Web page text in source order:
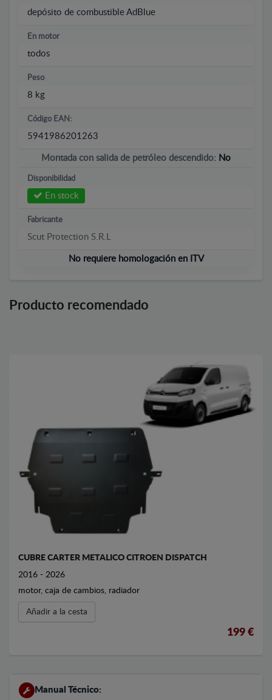
depósito de combustible AdBlue
En motor
todos
Peso
8 kg
Código EAN:
5941986201263
Montada con salida de petróleo descendido: No
Disponibilidad
En stock
Fabricante
Scut Protection S.R.L
No requiere homologación en ITV
Producto recomendado
CUBRE CARTER METALICO CITROEN DISPATCH
2016 - 2026
motor, caja de cambios, radiador
Añadir a la cesta
199 €
Manual Técnico: